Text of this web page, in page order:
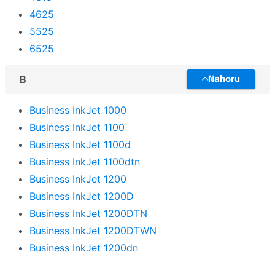
4625
5525
6525
B Nahoru
Business InkJet 1000
Business InkJet 1100
Business InkJet 1100d
Business InkJet 1100dtn
Business InkJet 1200
Business InkJet 1200D
Business InkJet 1200DTN
Business InkJet 1200DTWN
Business InkJet 1200dn